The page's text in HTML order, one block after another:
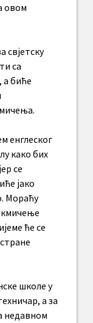
овом
свјетску
са
а биће
енглеског
како бих
се
јако
Мораћу
ће се
школе у
а за
недавном